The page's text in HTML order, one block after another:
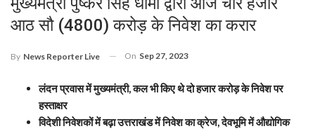
आठ सौ (4800) करोड़ के निवेश का करार
By News Reporter Live On Sep 27, 2023
लंदन प्रवास में मुख्यमंत्री, कल भी किए थे दो हजार करोड़ के निवेश पर
हस्ताक्षर
विदेशी निवेशकों में बढ़ा उत्तराखंड में निवेश का क्रेज, देवभूमि में औद्योगिक